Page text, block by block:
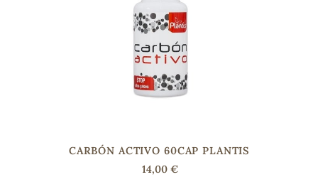
CARBÓN ACTIVO 60CAP PLANTIS
14,00 €